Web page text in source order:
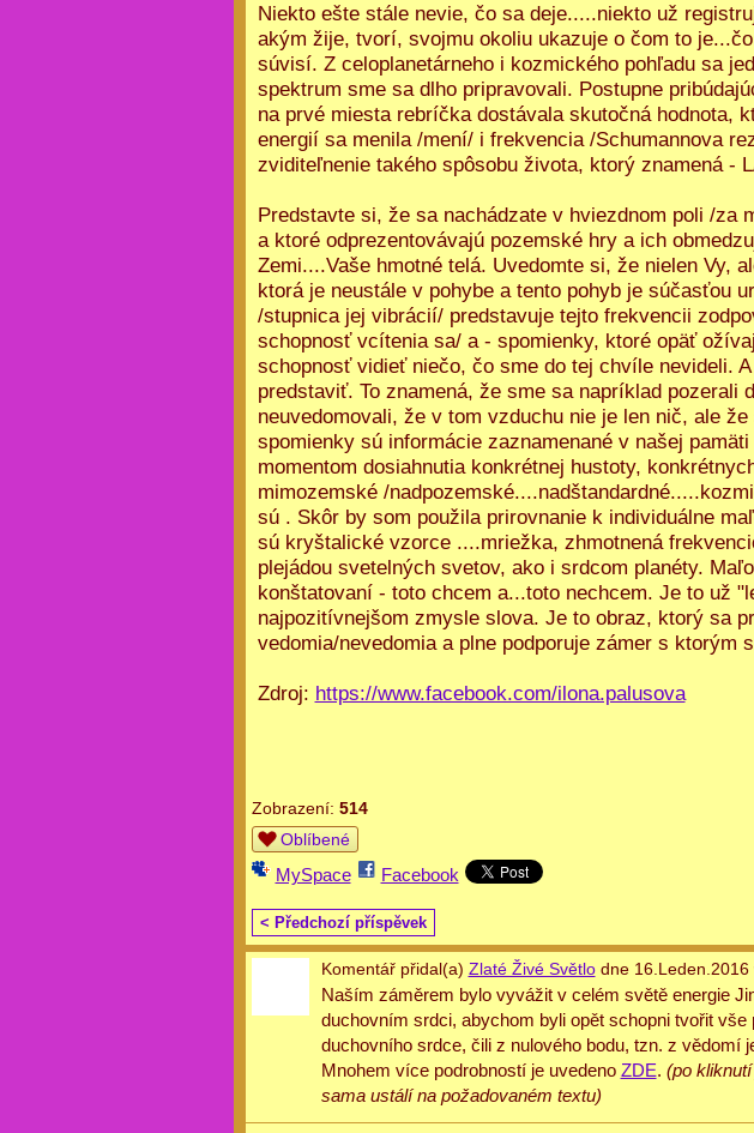
Niekto ešte stále nevie, čo sa deje.....niekto už
akým žije, tvorí, svojmu okoliu ukazuje o čom to
súvisí. Z celoplanetárneho i kozmického pohľadu sa
spektrum sme sa dlho pripravovali. Postupne
na prvé miesta rebríčka dostávala skutočná hodnota,
energií sa menila /mení/ i frekvencia /Schumannova
zviditeľnenie takého spôsobu života, ktorý znamená -
Predstavte si, že sa nachádzate v hviezdnom poli /za
a ktoré odprezentovávajú pozemské hry a ich
Zemi....Vaše hmotné telá. Uvedomte si, že nielen Vy,
ktorá je neustále v pohybe a tento pohyb je súčasťou
/stupnica jej vibrácií/ predstavuje tejto frekvencii
schopnosť vcítenia sa/ a - spomienky, ktoré opäť
schopnosť vidieť niečo, čo sme do tej chvíle nevideli.
predstaviť. To znamená, že sme sa napríklad pozerali
neuvedomovali, že v tom vzduchu nie je len nič, ale
spomienky sú informácie zaznamenané v našej
momentom dosiahnutia konkrétnej hustoty,
mimozemské /
sú . Skôr by som použila prirovnanie k individuálne
sú kryštalické vzorce ....mriežka, zhmotnená
plejádou svetelných svetov, ako i srdcom planéty.
konštatovaní - toto chcem a...toto nechcem. Je to už
najpozitívnejšom zmysle slova. Je to obraz, ktorý sa
vedomia/nevedomia a plne podporuje zámer s ktorým
Zdroj: https://www.facebook.com/ilona.palusova
Zobrazení: 514
Oblíbené
MySpace Facebook
< Předchozí příspěvek
Komentář přidal(a) Zlaté Živé Světlodne 16.Leden.2016
Naším záměrem bylo vyvážit v celém světě energie
duchovním srdci, abychom byli opět schopni tvořit
duchovního srdce, čili z nulového bodu, tzn. z vědomí
Mnohem více podrobností je uvedeno ZDE. (po
sama ustálí na požadovaném textu)